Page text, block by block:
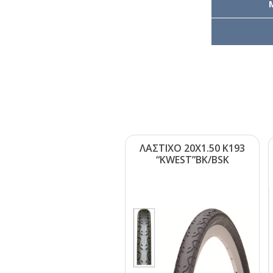
ΛΑΣΤΙΧΟ 20Χ1.50 Κ193
“ΚWΕSΤ”ΒΚ/ΒSΚ